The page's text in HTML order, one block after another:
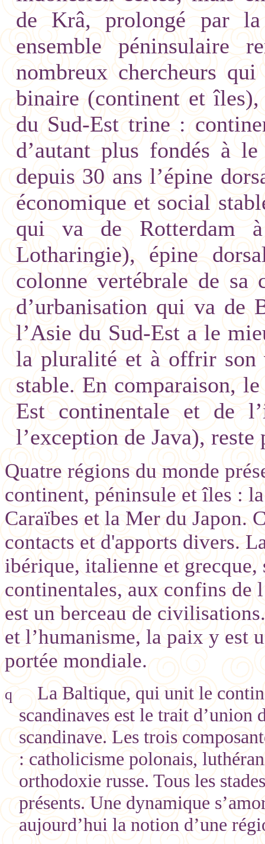
de Krâ, prolongé par
ensemble péninsulaire
nombreux chercheurs
binaire (continent et îles),
du Sud-Est trine :
d’autant plus fondés à
depuis 30 ans l’épine
économique et social
qui va de Rotterdam
Lotharingie), épine
colonne vertébrale de
d’urbanisation qui va de
l’Asie du Sud-Est a le
la pluralité et à offrir son
stable. En comparaison,
Est continentale et de
l’exception de Java),
Quatre régions du monde
continent, péninsule et îles :
Caraïbes et la Mer du Japon.
contacts et d'apports divers.
ibérique, italienne et grecque,
continentales, aux confins de
est un berceau de
et l’humanisme, la paix y est
portée mondiale.
q
La Baltique, qui unit le
scandinaves est le trait d’union
scandinave. Les trois
: catholicisme polonais,
orthodoxie russe. Tous les
présents. Une dynamique
aujourd’hui la notion d’une